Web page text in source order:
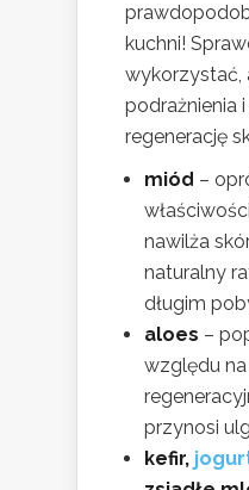
kuchni!
wykorzystać,
podrażnienia
regenerację
miód –
nawilża
naturalny
długim
aloes –
względu
przynosi
kefir,